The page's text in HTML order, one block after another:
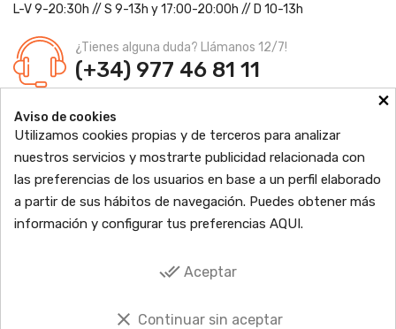
L-V 9-20:30h // S 9-13h y 17:00-20:00h // D 10-13h
¿Tienes alguna duda? Llámanos 12/7!
(+34) 977 46 81 11
Farmacia Jordi Blanch
C/ Major, 1 - 43877
Ldo. Jordi Blanch Pastor
Nº de Colegiado: 870
Nº Autorización: F4300109
PRODUCTOS

INFORMACIÓN
×
Aviso de cookies
Utilizamos cookies propias y de terceros para analizar
nuestros servicios y mostrarte publicidad relacionada con
las preferencias de los usuarios en base a un perfil elaborado
a partir de sus hábitos de navegación. Puedes obtener más
información y configurar tus preferencias AQUI.
done_all Aceptar
clear Continuar sin aceptar